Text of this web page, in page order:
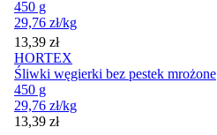
450 g
29,76 zł/kg
Cena
13,39 zł
HORTEX
Śliwki węgierki bez pestek mrożone
450 g
29,76 zł/kg
Cena
13,39 zł